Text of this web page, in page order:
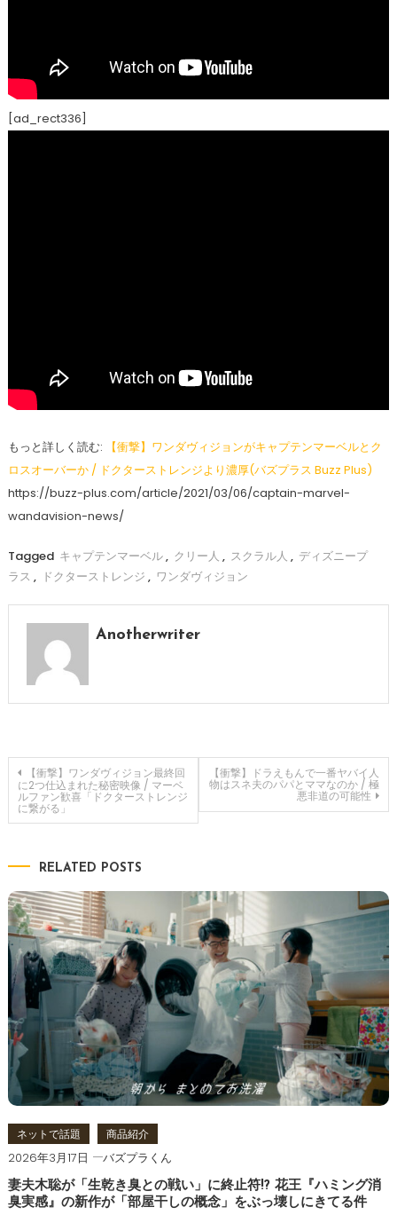
[ad_rect336]
もっと詳しく読む:
【衝撃】ワンダヴィジョンがキャプテンマーベルとク
ロスオーバーか / ドクターストレンジより濃厚(バズプラス Buzz Plus)
https://buzz-plus.com/article/2021/03/06/captain-marvel-
wandavision-news/
Tagged キャプテンマーベル, クリー人 , スクラル人 , ディズニープ
ラス , ドクターストレンジ , ワンダヴィジョン
Anotherwriter
投
稿
ビ
ゲ
ー
シ
ョ
ン
【衝撃】ワンダヴィジョン最終回
に2つ仕込まれた秘密映像 / マーベ
ルファン歓喜「ドクターストレンジ
に繋がる」
【衝撃】ドラえもんで一番ヤバイ人
物はスネ夫のパパとママなのか / 極
悪非道の可能性
RELATED POSTS
ネットで話題 商品紹介
2026年3月17日 バズプラくん
妻夫木聡が「生乾き臭との戦い」に終止符!? 花王『ハミング消
臭実感』の新作が「部屋干しの概念」をぶっ壊しにきてる件